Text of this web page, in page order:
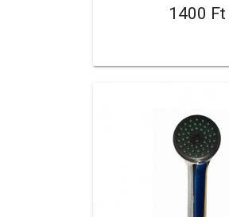
1400 Ft